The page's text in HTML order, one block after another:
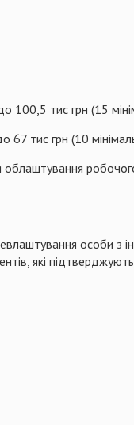
100,5 тис грн (15
67 тис грн (10
особи з
які